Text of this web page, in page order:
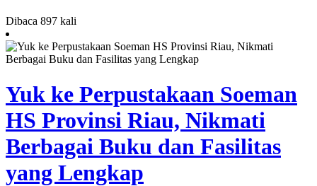
Dibaca 897 kali
Yuk ke Perpustakaan Soeman
HS Provinsi Riau, Nikmati
Berbagai Buku dan Fasilitas
yang Lengkap